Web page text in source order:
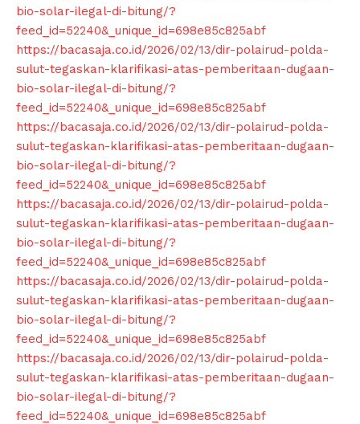
bio-solar-ilegal-di-bitung/?
feed_id=52240&_unique_id=698e85c825abf
https://bacasaja.co.id/2026/02/13/dir-polairud-polda-
sulut-tegaskan-klarifikasi-atas-pemberitaan-dugaan-
bio-solar-ilegal-di-bitung/?
feed_id=52240&_unique_id=698e85c825abf
https://bacasaja.co.id/2026/02/13/dir-polairud-polda-
sulut-tegaskan-klarifikasi-atas-pemberitaan-dugaan-
bio-solar-ilegal-di-bitung/?
feed_id=52240&_unique_id=698e85c825abf
https://bacasaja.co.id/2026/02/13/dir-polairud-polda-
sulut-tegaskan-klarifikasi-atas-pemberitaan-dugaan-
bio-solar-ilegal-di-bitung/?
feed_id=52240&_unique_id=698e85c825abf
https://bacasaja.co.id/2026/02/13/dir-polairud-polda-
sulut-tegaskan-klarifikasi-atas-pemberitaan-dugaan-
bio-solar-ilegal-di-bitung/?
feed_id=52240&_unique_id=698e85c825abf
https://bacasaja.co.id/2026/02/13/dir-polairud-polda-
sulut-tegaskan-klarifikasi-atas-pemberitaan-dugaan-
bio-solar-ilegal-di-bitung/?
feed_id=52240&_unique_id=698e85c825abf